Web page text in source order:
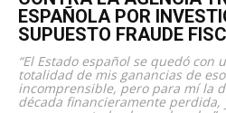
ESPAÑOLA POR
SUPUESTO FRAUDE
“El Estado español se quedó con
totalidad de mis ganancias de
incomprensible, pero para mí la
década financieramente